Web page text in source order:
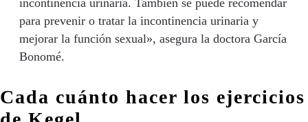
incontinencia urinaria. También se puede recomendar
para prevenir o tratar la incontinencia urinaria y
mejorar la función sexual», asegura la doctora García
Bonomé.
Cada cuánto hacer los ejercicios